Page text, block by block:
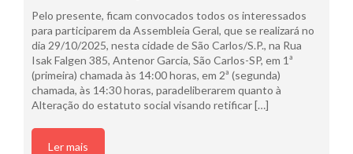
Pelo presente, ficam convocados todos os interessados
para participarem da Assembleia Geral, que se realizará no
dia 29/10/2025, nesta cidade de São Carlos/S.P., na Rua
Isak Falgen 385, Antenor Garcia, São Carlos-SP, em 1ª
(primeira) chamada às 14:00 horas, em 2ª (segunda)
chamada, às 14:30 horas, paradeliberarem quanto à
Alteração do estatuto social visando retificar […]
Ler mais